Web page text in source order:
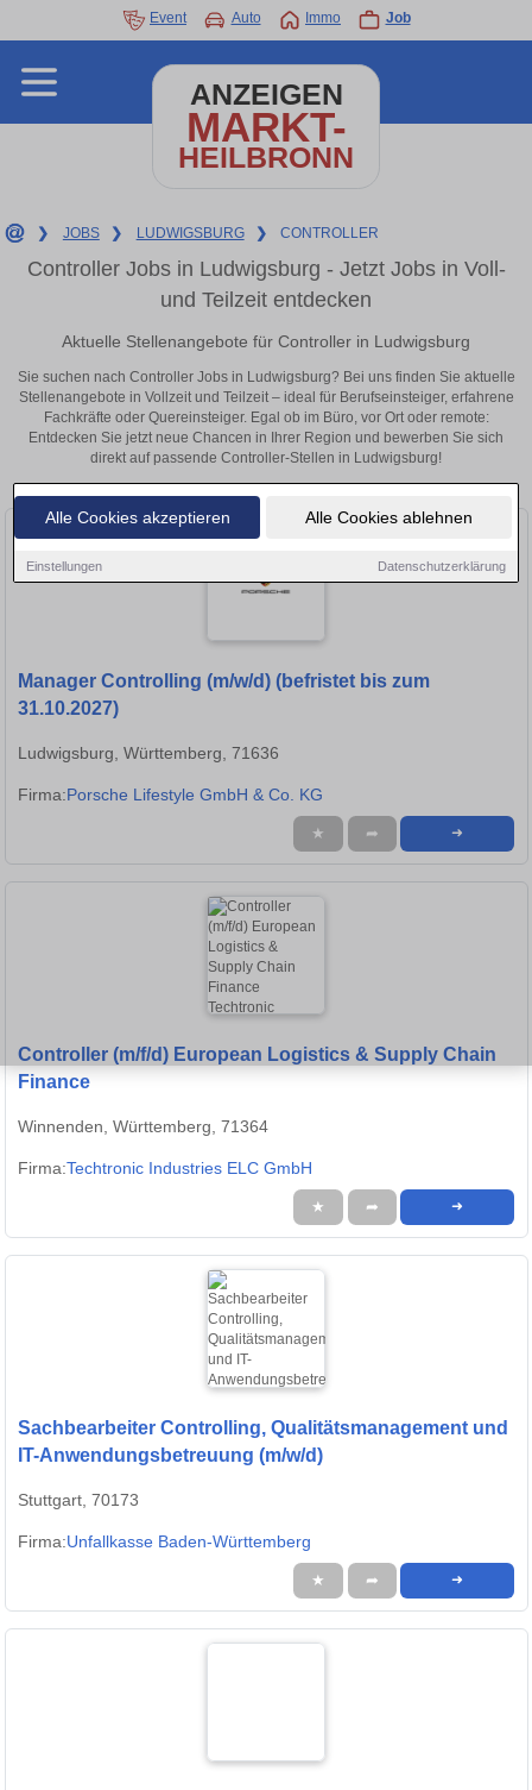
Alle Cookies akzeptieren Alle Cookies ablehnen
Einstellungen Datenschutzerklärung
Event Auto Immo Job
ANZEIGEN
MARKT-
HEILBRONN
❯ JOBS ❯ LUDWIGSBURG ❯ CONTROLLER
Controller Jobs in Ludwigsburg - Jetzt Jobs in Voll-
und Teilzeit entdecken
Aktuelle Stellenangebote für Controller in Ludwigsburg
Sie suchen nach Controller Jobs in Ludwigsburg? Bei uns finden Sie aktuelle
Stellenangebote in Vollzeit und Teilzeit – ideal für Berufseinsteiger, erfahrene
Fachkräfte oder Quereinsteiger. Egal ob im Büro, vor Ort oder remote:
Entdecken Sie jetzt neue Chancen in Ihrer Region und bewerben Sie sich
direkt auf passende Controller-Stellen in Ludwigsburg!
Manager Controlling (m/w/d) (befristet bis zum
31.10.2027)
Ludwigsburg, Württemberg, 71636
Firma:Porsche Lifestyle GmbH & Co. KG
★ ➦ ➜
Controller (m/f/d) European Logistics & Supply Chain
Finance
Winnenden, Württemberg, 71364
Firma:Techtronic Industries ELC GmbH
★ ➦ ➜
Sachbearbeiter Controlling, Qualitätsmanagement und
IT-Anwendungsbetreuung (m/w/d)
Stuttgart, 70173
Firma:Unfallkasse Baden-Württemberg
★ ➦ ➜